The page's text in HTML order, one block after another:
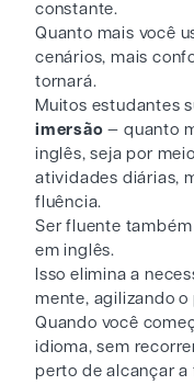
constante.
Quanto mais você
cenários, mais
tornará.
Muitos estudantes
imersão — quanto
inglês, seja por
atividades diárias,
fluência.
Ser fluente
em inglês.
Isso elimina a
mente, agilizando
Quando você
idioma, sem
perto de alcançar